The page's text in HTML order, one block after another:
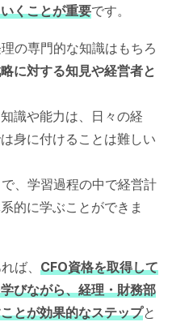
くことが重要です。
の専門的な知識はもちろ
に対する知見や経営者と
識や能力は、日々の経
身に付けることは難しい
、学習過程の中で経営計
的に学ぶことができま
ば、 CFO資格を取得して
びながら、経理・財務部
とが効果的なステップと